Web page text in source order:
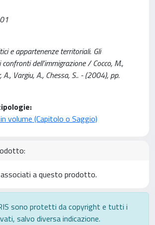
e appartenenze territoriali. Gli
dell’immigrazione / Cocco, M.,
A., Vargiu, A., Chessa, S.. - (2004), pp.
volume (Capitolo o Saggio)
a questo prodotto.
sono protetti da copyright e tutti i
salvo diversa indicazione.